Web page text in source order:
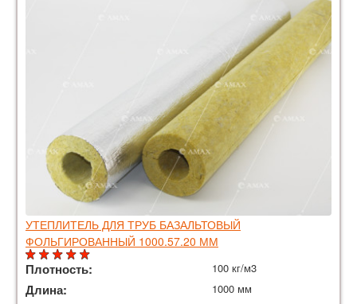
УТЕПЛИТЕЛЬ ДЛЯ ТРУБ БАЗАЛЬТОВЫЙ
ФОЛЬГИРОВАННЫЙ 1000.57.20 ММ
Плотность: 100 кг/м3
Длина: 1000 мм